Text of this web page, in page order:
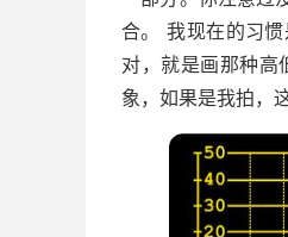
合。 我现在的习惯
对，就是画那种高
象，如果是我拍，